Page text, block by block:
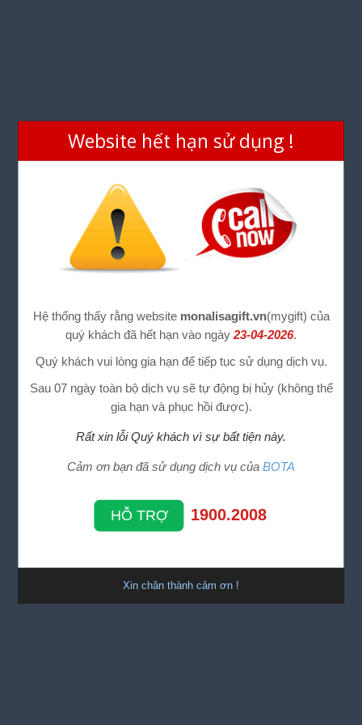
Website hết hạn sử dụng !
Hệ thống thấy rằng website monalisagift.vn(mygift) của
quý khách đã hết hạn vào ngày 23-04-2026.
Quý khách vui lòng gia hạn để tiếp tục sử dụng dịch vụ.
Sau 07 ngày toàn bộ dịch vụ sẽ tự động bị hủy (không thể
gia hạn và phục hồi được).
Rất xin lỗi Quý khách vì sự bất tiện này.
Cảm ơn bạn đã sử dụng dịch vụ của BOTA
HỖ TRỢ 1900.2008
Xin chân thành cảm ơn !